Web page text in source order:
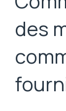
des